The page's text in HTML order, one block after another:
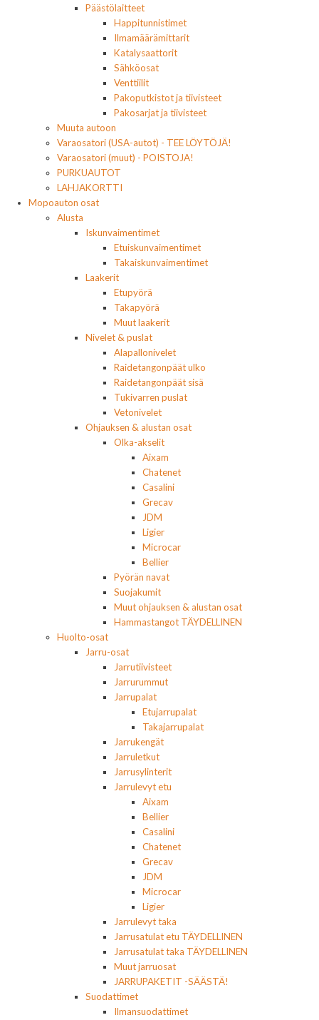
Päästölaitteet
Happitunnistimet
Ilmamäärämittarit
Katalysaattorit
Sähköosat
Venttiilit
Pakoputkistot ja tiivisteet
Pakosarjat ja tiivisteet
Muuta autoon
Varaosatori (USA-autot) - TEE LÖYTÖJÄ!
Varaosatori (muut) - POISTOJA!
PURKUAUTOT
LAHJAKORTTI
Mopoauton osat
Alusta
Iskunvaimentimet
Etuiskunvaimentimet
Takaiskunvaimentimet
Laakerit
Etupyörä
Takapyörä
Muut laakerit
Nivelet & puslat
Alapallonivelet
Raidetangonpäät ulko
Raidetangonpäät sisä
Tukivarren puslat
Vetonivelet
Ohjauksen & alustan osat
Olka-akselit
Aixam
Chatenet
Casalini
Grecav
JDM
Ligier
Microcar
Bellier
Pyörän navat
Suojakumit
Muut ohjauksen & alustan osat
Hammastangot TÄYDELLINEN
Huolto-osat
Jarru-osat
Jarrutiivisteet
Jarrurummut
Jarrupalat
Etujarrupalat
Takajarrupalat
Jarrukengät
Jarruletkut
Jarrusylinterit
Jarrulevyt etu
Aixam
Bellier
Casalini
Chatenet
Grecav
JDM
Microcar
Ligier
Jarrulevyt taka
Jarrusatulat etu TÄYDELLINEN
Jarrusatulat taka TÄYDELLINEN
Muut jarruosat
JARRUPAKETIT -SÄÄSTÄ!
Suodattimet
Ilmansuodattimet